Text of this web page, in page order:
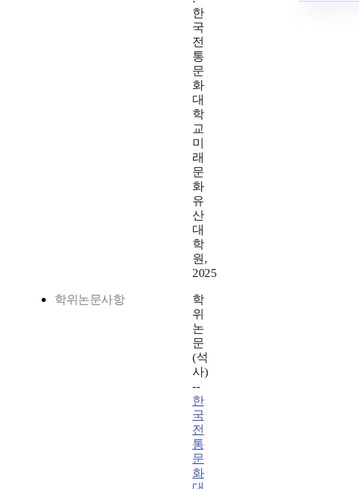
한
국
전
통
문
화
대
학
교
미
래
문
화
유
산
대
학
원,
2025
학위논문사항
학
위
논
문
(석
사)
--
한
국
전
통
문
화